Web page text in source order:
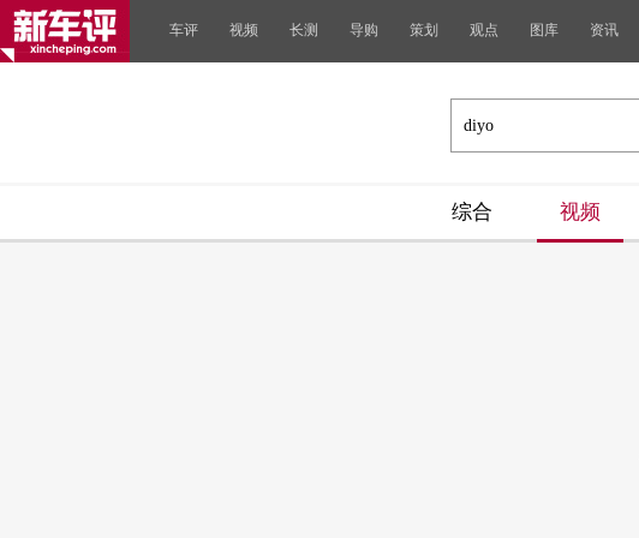
车评 视频 长测 导购 策划 观点 图库 资讯
综合 视频